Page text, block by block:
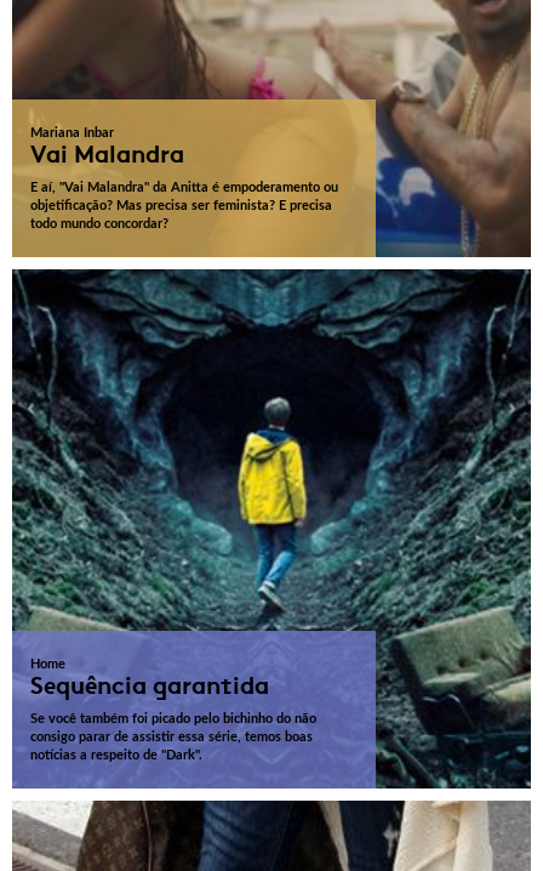
Mariana Inbar
Vai Malandra
E aí, "Vai Malandra" da Anitta é empoderamento ou
objetificação? Mas precisa ser feminista? E precisa
todo mundo concordar?
Home
Sequência garantida
Se você também foi picado pelo bichinho do não
consigo parar de assistir essa série, temos boas
notícias a respeito de "Dark".